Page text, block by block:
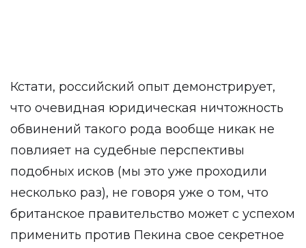
Кстати, российский опыт демонстрирует,
что очевидная юридическая ничтожность
обвинений такого рода вообще никак не
повлияет на судебные перспективы
подобных исков (мы это уже проходили
несколько раз), не говоря уже о том, что
британское правительство может с успехом
применить против Пекина свое секретное